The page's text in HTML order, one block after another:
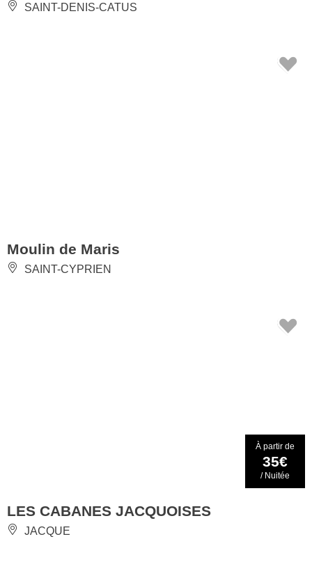
SAINT-DENIS-CATUS
Moulin de Maris
SAINT-CYPRIEN
À partir de
35€
/ Nuitée
LES CABANES JACQUOISES
JACQUE